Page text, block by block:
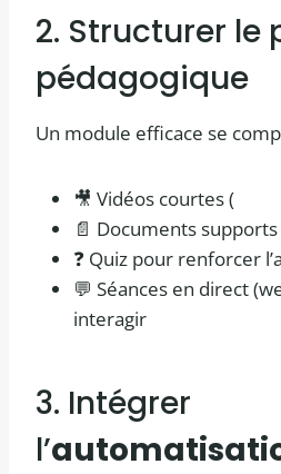
2. Structurer
pédagogique
Un module efficace se
🎥 Vidéos courtes (
📄 Documents
❓ Quiz pour renforcer
💬 Séances en direct
interagir
3. Intégrer
l’